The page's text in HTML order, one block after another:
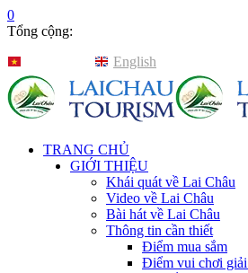
0
Tổng cộng:
English
TRANG CHỦ
GIỚI THIỆU
Khái quát về Lai Châu
Video về Lai Châu
Bài hát về Lai Châu
Thông tin cần thiết
Điểm mua sắm
Điểm vui chơi